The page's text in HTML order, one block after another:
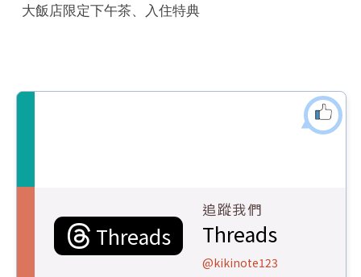
大飯店限定下午茶、入住特典
Threads
追蹤我們
Threads
@kikinote123